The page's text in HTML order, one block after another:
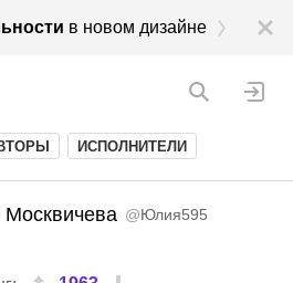
в новом дизайне
ИСПОЛНИТЕЛИ
@Юлия595